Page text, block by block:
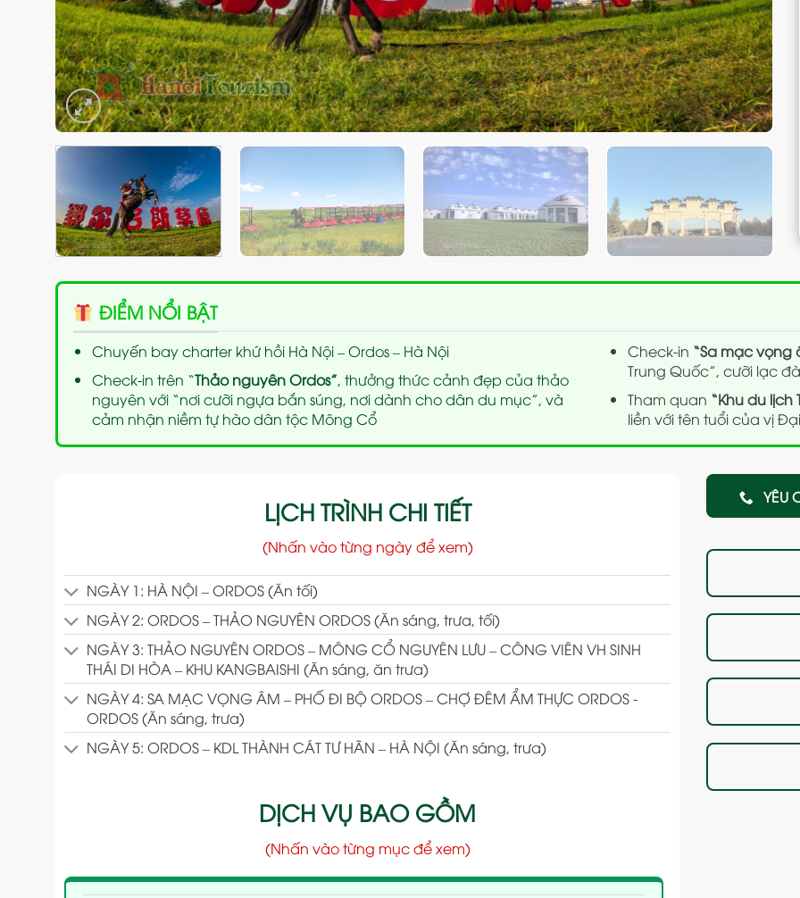
ĐIỂM NỔI BẬT
Chuyến bay charter khứ hồi Hà Nội – Ordos – Hà Nội
Check-in trên “Thảo nguyên Ordos”, thưởng thức cảnh đẹp của thảo
nguyên với “nơi cưỡi ngựa bắn súng, nơi dành cho dân du mục”, và
cảm nhận niềm tự hào dân tộc Mông Cổ
Check-in “Sa mạc vọng
Trung Quốc”, cưỡi lạc
Tham quan “Khu du lịch
liền với tên tuổi của vị
LỊCH TRÌNH CHI TIẾT
(Nhấn vào từng ngày để xem)
NGÀY 1: HÀ NỘI – ORDOS (Ăn tối)
NGÀY 2: ORDOS – THẢO NGUYÊN ORDOS (Ăn sáng, trưa, tối)
NGÀY 3: THẢO NGUYÊN ORDOS – MÔNG CỔ NGUYÊN LƯU – CÔNG VIÊN VH SINH
THÁI DI HÒA – KHU KANGBAISHI (Ăn sáng, ăn trưa)
NGÀY 4: SA MẠC VỌNG ÂM – PHỐ ĐI BỘ ORDOS – CHỢ ĐÊM ẨM THỰC ORDOS -
ORDOS (Ăn sáng, trưa)
NGÀY 5: ORDOS – KDL THÀNH CÁT TƯ HÃN – HÀ NỘI (Ăn sáng, trưa)
DỊCH VỤ BAO GỒM
(Nhấn vào từng mục để xem)
YÊU